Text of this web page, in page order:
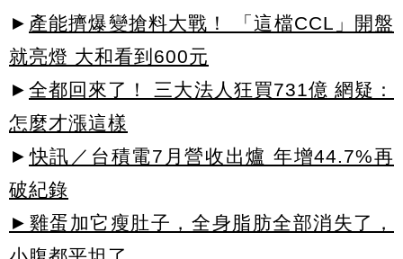
► 產能擠爆變搶料大戰！ 「這檔CCL」開盤
就亮燈 大和看到600元
► 全都回來了！ 三大法人狂買731億 網疑：
怎麼才漲這樣
► 快訊／台積電7月營收出爐 年增44.7%再
破紀錄
►雞蛋加它瘦肚子，全身脂肪全部消失了，